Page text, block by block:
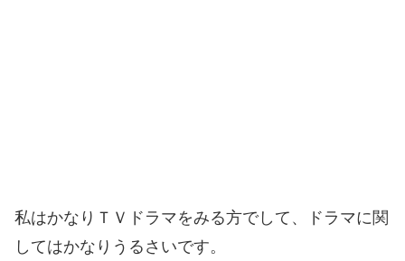
私はかなりＴＶドラマをみる方でして、ドラマに関
してはかなりうるさいです。